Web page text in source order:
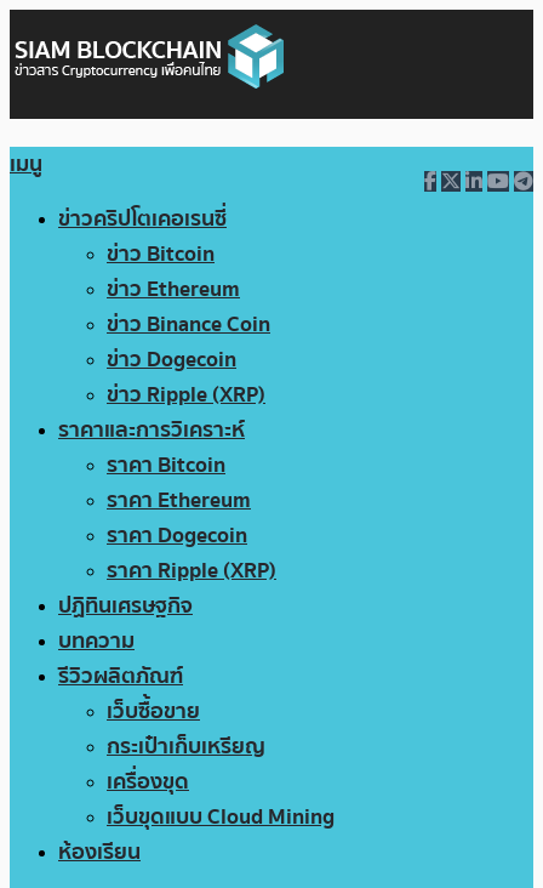
เมนู
ข่าวคริปโตเคอเรนซี่
ข่าว Bitcoin
ข่าว Ethereum
ข่าว Binance Coin
ข่าว Dogecoin
ข่าว Ripple (XRP)
ราคาและการวิเคราะห์
ราคา Bitcoin
ราคา Ethereum
ราคา Dogecoin
ราคา Ripple (XRP)
ปฏิทินเศรษฐกิจ
บทความ
รีวิวผลิตภัณฑ์
เว็บซื้อขาย
กระเป๋าเก็บเหรียญ
เครื่องขุด
เว็บขุดแบบ Cloud Mining
ห้องเรียน